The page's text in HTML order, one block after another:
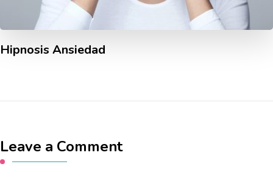
Hipnosis Ansiedad
Leave a Comment